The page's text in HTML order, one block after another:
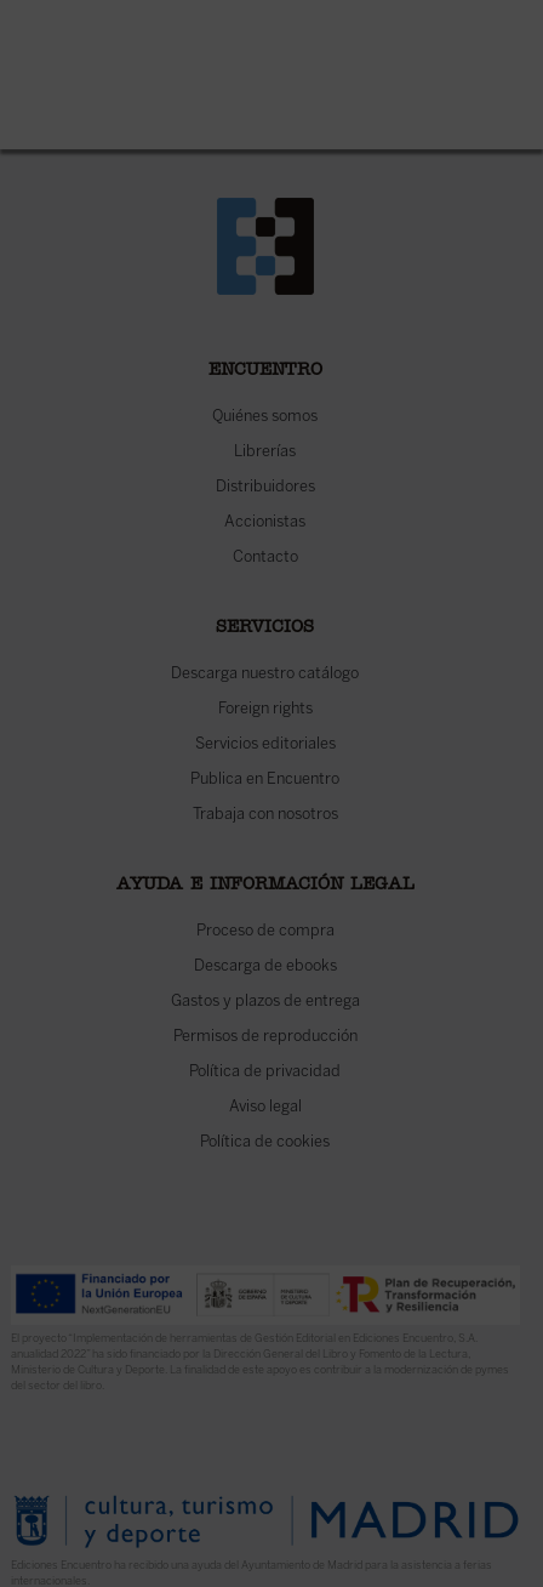
ENCUENTRO
Quiénes somos
Librerías
Distribuidores
Accionistas
Contacto
SERVICIOS
Descarga nuestro catálogo
Foreign rights
Servicios editoriales
Publica en Encuentro
Trabaja con nosotros
AYUDA E INFORMACIÓN LEGAL
Proceso de compra
Descarga de ebooks
Gastos y plazos de entrega
Permisos de reproducción
Política de privacidad
Aviso legal
Política de cookies
El proyecto “Implementación de herramientas de Gestión Editorial en Ediciones Encuentro, S.A.
anualidad 2022” ha sido financiado por la Dirección General del Libro y Fomento de la Lectura,
Ministerio de Cultura y Deporte. La finalidad de este apoyo es contribuir a la modernización de pymes
del sector del libro.
Ediciones Encuentro ha recibido una ayuda del Ayuntamiento de Madrid para la asistencia a ferias